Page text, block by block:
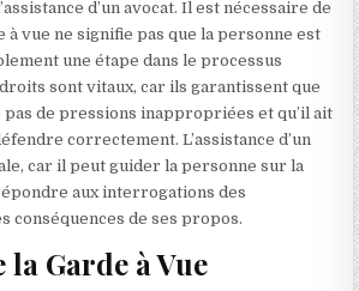
d’un avocat. Il est nécessaire de
à vue ne signifie pas que la personne est
une étape dans le processus
sont vitaux, car ils garantissent que
pas de pressions inappropriées et qu’il ait
correctement. L’assistance d’un
car il peut guider la personne sur la
aux interrogations des
conséquences de ses propos.
Garde à Vue